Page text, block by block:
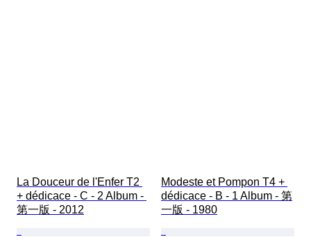
La Douceur de l'Enfer T2
+ dédicace - C - 2 Album -
第一版 - 2012
Modeste et Pompon T4 +
dédicace - B - 1 Album - 第
一版 - 1980